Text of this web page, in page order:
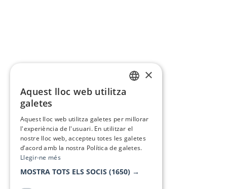
×
Aquest lloc web utilitza
galetes
Aquest lloc web utilitza galetes per millorar
l'experiència de l'usuari. En utilitzar el
nostre lloc web, accepteu totes les galetes
d’acord amb la nostra Política de galetes.
Llegir-ne més
MOSTRA TOTS ELS SOCIS (1650) →